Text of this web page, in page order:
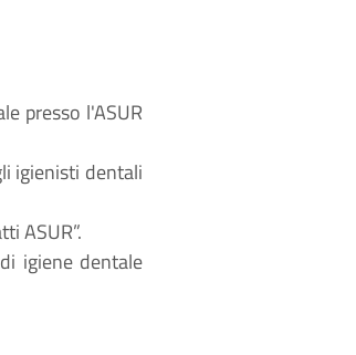
presso l'ASUR
igienisti dentali
ASUR”.
igiene dentale